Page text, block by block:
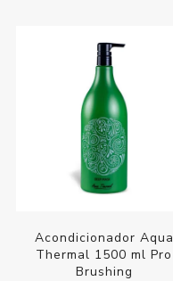
Acondicionador Aqua
Thermal 1500 ml Pro
Brushing